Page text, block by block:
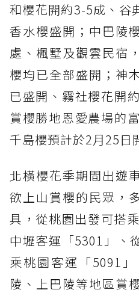
和櫻花開約3-5成、谷
香水櫻盛開；中巴陵
處、楓墅及觀雲民宿
櫻均已全部盛開；神
已盛開、霧社櫻花開
賞櫻勝地恩愛農場的
千島櫻預計於2月25日
北橫櫻花季期間出遊
欲上山賞櫻的民眾，
具，從桃園出發可搭
中壢客運「5301」、
乘桃園客運「5091
陵、上巴陵等地區賞